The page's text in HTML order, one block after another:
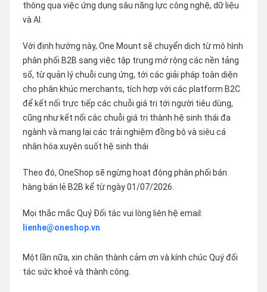
thông qua việc ứng dụng sâu năng lực công nghệ, dữ liệu
và AI.
Với định hướng này, One Mount sẽ chuyển dịch từ mô hình
phân phối B2B sang việc tập trung mở rộng các nền tảng
số, từ quản lý chuỗi cung ứng, tới các giải pháp toàn diện
cho phân khúc merchants, tích hợp với các platform B2C
để kết nối trực tiếp các chuỗi giá trị tới người tiêu dùng,
cũng như kết nối các chuỗi giá trị thành hệ sinh thái đa
ngành và mang lại các trải nghiệm đồng bộ và siêu cá
nhân hóa xuyên suốt hệ sinh thái
Theo đó, OneShop sẽ ngừng hoạt động phân phối bán
hàng bán lẻ B2B kể từ ngày 01/07/2026.
Mọi thắc mắc Quý Đối tác vui lòng liên hệ email:
lienhe@oneshop.vn
Một lần nữa, xin chân thành cảm ơn và kính chúc Quý đối
tác sức khoẻ và thành công.